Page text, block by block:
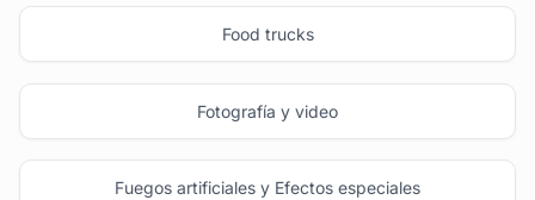
Food trucks
Fotografía y video
Fuegos artificiales y Efectos especiales